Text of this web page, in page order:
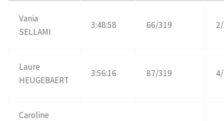
Vania
SELLAMI
3:48:58 66/319
Laure
HEUGEBAERT
3:56:16 87/319
Caroline